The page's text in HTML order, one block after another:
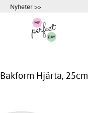
Nyheter >>
Bakform Hjärta, 25cm